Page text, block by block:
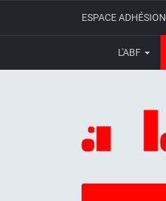
ESPACE ADHÉSION
L'ABF